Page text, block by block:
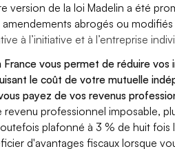
version de la loi Madelin a été
amendements abrogés ou
à l’initiative et à l’entreprise
France vous permet de réduire
le coût de votre mutuelle
payez de vos revenus
professionnel imposable,
plafonné à 3 % de huit fois
d'avantages fiscaux lorsque